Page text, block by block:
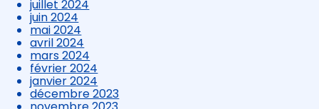
juillet 2024
juin 2024
mai 2024
avril 2024
mars 2024
février 2024
janvier 2024
décembre 2023